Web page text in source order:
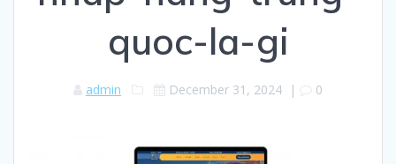
quoc-la-gi
admin December 31, 2024 | 0